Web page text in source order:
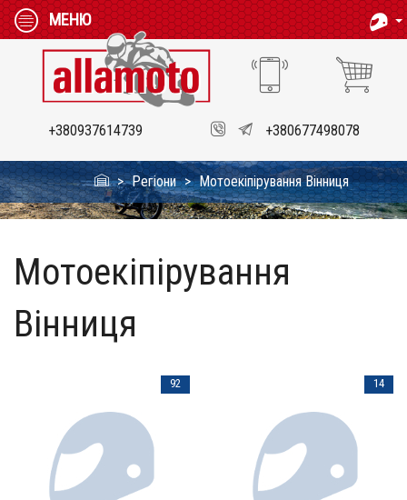
МЕНЮ
+380937614739 +380677498078
Регіони Мотоекіпірування Вінниця
Мотоекіпірування
Вінниця
92 14